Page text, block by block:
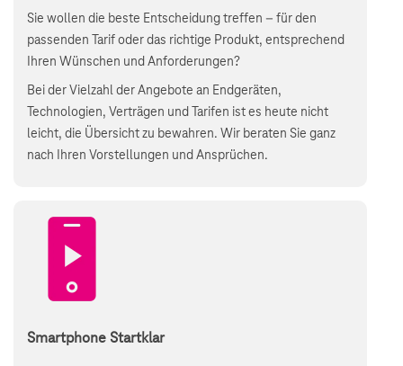
Sie wollen die beste Entscheidung treffen – für den
passenden Tarif oder das richtige Produkt, entsprechend
Ihren Wünschen und Anforderungen?
Bei der Vielzahl der Angebote an Endgeräten,
Technologien, Verträgen und Tarifen ist es heute nicht
leicht, die Übersicht zu bewahren. Wir beraten Sie ganz
nach Ihren Vorstellungen und Ansprüchen.
Smartphone Startklar